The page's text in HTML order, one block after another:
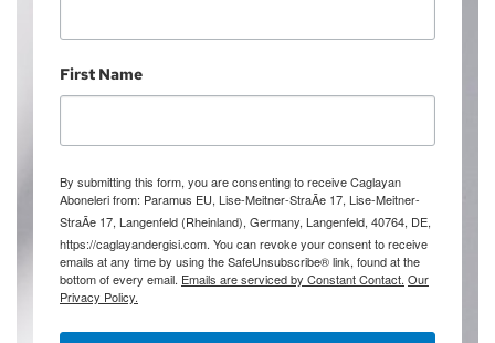
First Name
By submitting this form, you are consenting to receive Caglayan
Aboneleri from: Paramus EU, Lise-Meitner-StraÃe 17, Lise-Meitner-
StraÃe 17, Langenfeld (Rheinland), Germany, Langenfeld, 40764, DE,
https://caglayandergisi.com. You can revoke your consent to receive
emails at any time by using the SafeUnsubscribe® link, found at the
bottom of every email. Emails are serviced by Constant Contact. Our
Privacy Policy.